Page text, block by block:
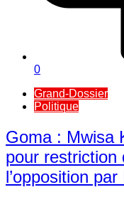
0
Grand-Dossier
Politique
Goma : Mwisa
pour restriction
l’opposition